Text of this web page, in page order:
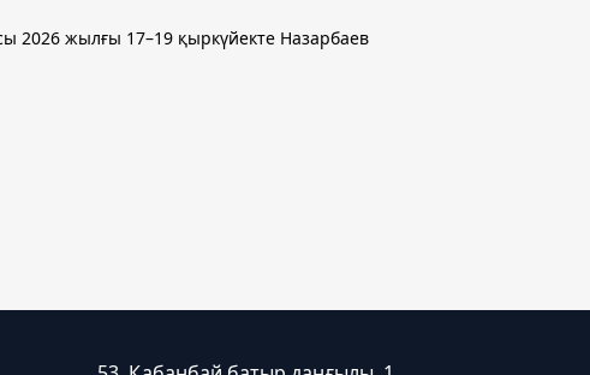
2026 жылғы 17–19 қыркүйекте Назарбаев